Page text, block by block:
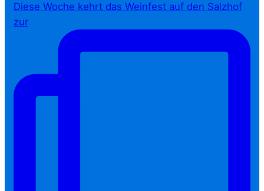
Diese Woche kehrt das Weinfest auf den Salzhof
zur